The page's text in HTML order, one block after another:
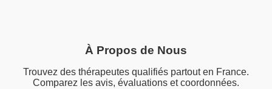
À Propos de Nous
Trouvez des thérapeutes qualifiés partout en France.
Comparez les avis, évaluations et coordonnées.